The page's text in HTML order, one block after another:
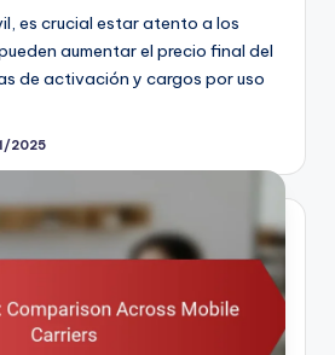
es crucial estar atento a los
aumentar el precio final del
de activación y cargos por uso
2025